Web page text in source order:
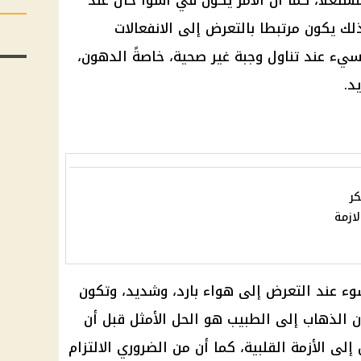
مرتبطا بالتعرض إلى الانفعالات
سيء عند تناول وجبة غير صحية، خاصةً الدهون،
عند التعرض إلى هواء بارد، وشديد، وتكون
الذهاب إلى الطبيب هو الحل الأمثل قبل أن
الأزمة القلبية، كما أن من الضروري الالتزام